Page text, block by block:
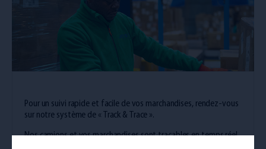
Pour un suivi rapide et facile de vos marchandises, rendez-vous
sur notre système de « Track & Trace ».
Nos camions et vos marchandises sont traçables en temps réel